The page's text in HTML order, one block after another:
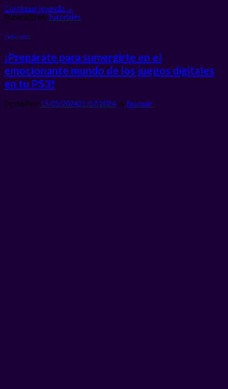
Continuar leyendo →
Publicado en Tutoriales
Tutoriales
¡Prepárate para sumergirte en el
emocionante mundo de los juegos digitales
en tu PS3!
Posted on 15/05/202421/07/2024 byfgadmin